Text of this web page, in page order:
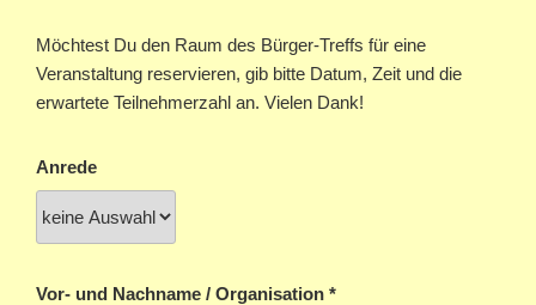
Möchtest Du den Raum des Bürger-Treffs für eine
Veranstaltung reservieren, gib bitte Datum, Zeit und die
erwartete Teilnehmerzahl an. Vielen Dank!
Anrede
Vor- und Nachname / Organisation (erforderlich)
*